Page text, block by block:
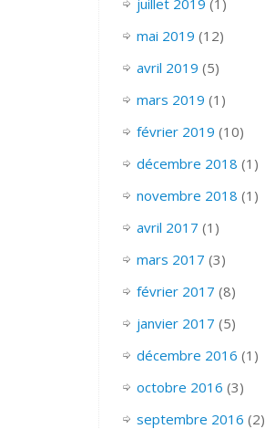
juillet 2019 (1)
mai 2019 (12)
avril 2019 (5)
mars 2019 (1)
février 2019 (10)
décembre 2018 (1)
novembre 2018 (1)
avril 2017 (1)
mars 2017 (3)
février 2017 (8)
janvier 2017 (5)
décembre 2016 (1)
octobre 2016 (3)
septembre 2016 (2)